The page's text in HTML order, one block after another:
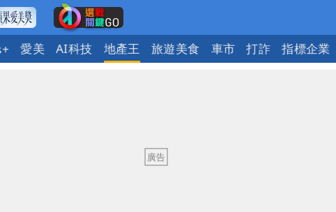
愛美 AI科技 地產王 旅遊美食 車市 打詐 指標企業